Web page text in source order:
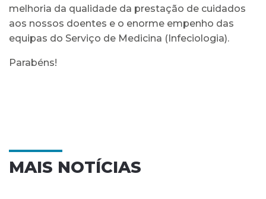
melhoria da qualidade da prestação de cuidados
aos nossos doentes e o enorme empenho das
equipas do Serviço de Medicina (Infeciologia).
Parabéns!
MAIS NOTÍCIAS